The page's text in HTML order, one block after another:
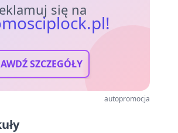
się na
SZCZEGÓŁY
autopromocja